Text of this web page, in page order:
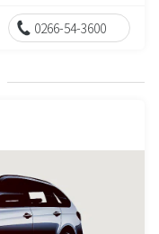
0266-54-3600